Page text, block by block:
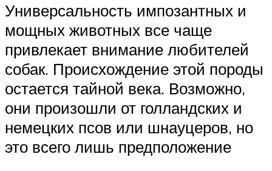
Универсальность импозантных и
мощных животных все чаще
привлекает внимание любителей
собак. Происхождение этой породы
остается тайной века. Возможно,
они произошли от голландских и
немецких псов или шнауцеров, но
это всего лишь предположение